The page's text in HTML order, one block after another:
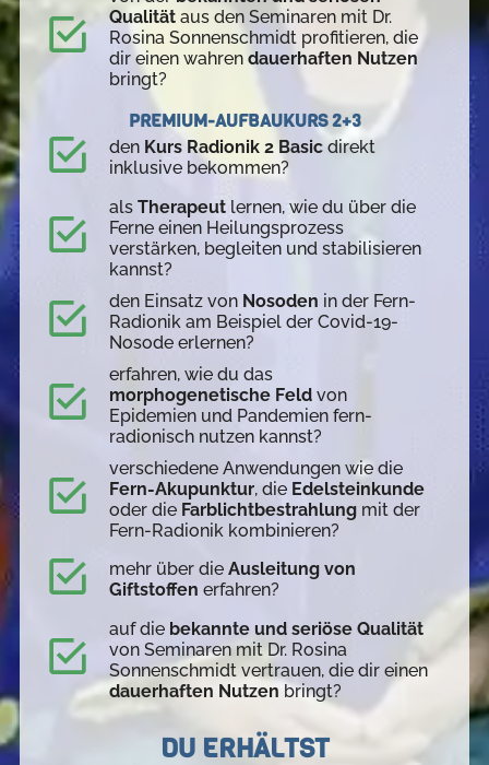
Qualitätaus den Seminaren mit Dr.
Rosina Sonnenschmidt profitieren, die
dir einen wahren dauerhaften Nutzen
bringt?
PREMIUM-AUFBAUKURS 2+3
den Kurs Radionik 2 Basicdirekt
inklusive bekommen?
als Therapeutlernen, wie du über die
Ferne einen Heilungsprozess
verstärken, begleiten und stabilisieren
kannst?
den Einsatz von Nosoden in der Fern-
Radionik am Beispiel der Covid-19-
Nosode erlernen?
erfahren, wie du das
morphogenetische Feldvon
Epidemien und Pandemien fern-
radionisch nutzen kannst?
verschiedene Anwendungen wie die
Fern-Akupunktur, die Edelsteinkunde
oder die Farblichtbestrahlungmit der
Fern-Radionik kombinieren?
mehr über die Ausleitung von
Giftstoffen erfahren?
auf die bekannte und seriöse Qualität
von Seminaren mit Dr. Rosina
Sonnenschmidt vertrauen, die dir einen
dauerhaften Nutzen bringt?
DU ERHÄLTST